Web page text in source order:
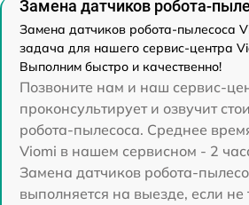
Замена датчиков робота-
Замена датчиков робота-пылесоса
задача для нашего сервис-центра
Выполним быстро и качественно!
Позвоните нам и наш сервис-
проконсультирует и озвучит
робота-пылесоса. Среднее
Viomi в нашем сервисном - 2
Замена датчиков робота-
выполняется на выезде, если не